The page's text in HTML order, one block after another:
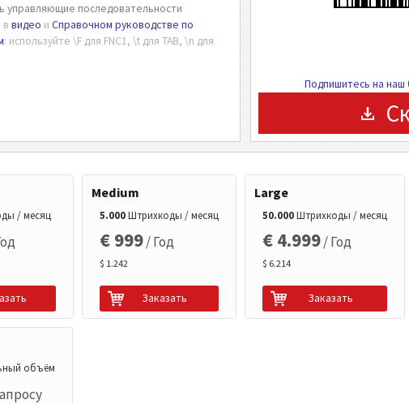
управляющие последовательности
видео и Справочном руководстве по
: используйте \F для FNC1, \t для TAB, \n для
Подпишитесь на
/ месяц
Medium
5.000Штрихкоды / месяц
€ 999/ Год
$ 1.242
Заказать
Large
50.000Штрихкоды / месяц
€ 4.999/ Год
$ 6.214
Заказать
объём